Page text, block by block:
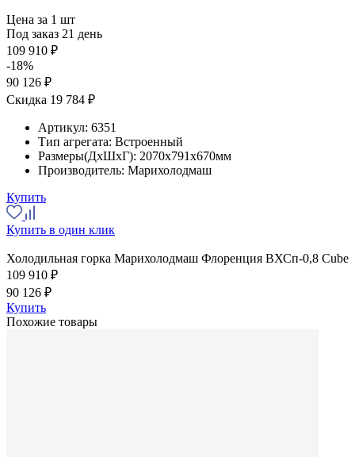
Цена за 1 шт
Под заказ 21 день
109 910 ₽
-18%
90 126 ₽
Скидка 19 784 ₽
Артикул: 6351
Тип агрегата: Встроенный
Размеры(ДхШхГ): 2070x791x670мм
Производитель: Марихолодмаш
Купить
Купить в один клик
Холодильная горка Марихолодмаш Флоренция ВХСп-0,8 Cube
109 910 ₽
90 126 ₽
Купить
Похожие товары